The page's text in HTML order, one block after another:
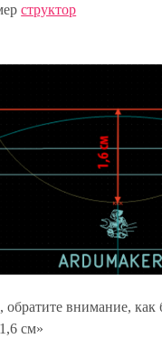
структор
внимание, как
см»